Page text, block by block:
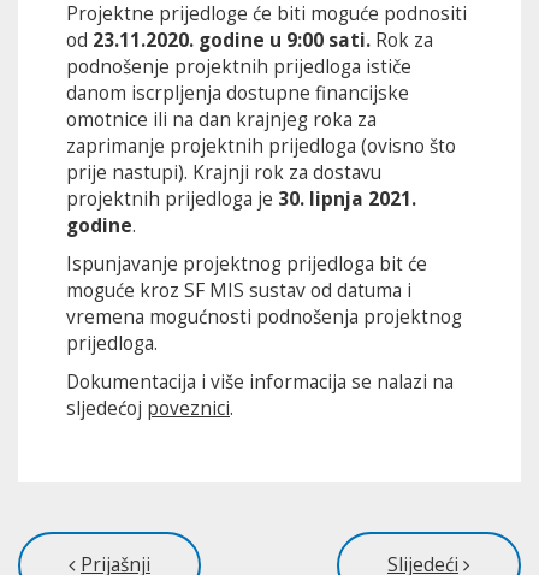
Projektne prijedloge će biti moguće podnositi
od 23.11.2020. godine u 9:00 sati. Rok za
podnošenje projektnih prijedloga ističe
danom iscrpljenja dostupne financijske
omotnice ili na dan krajnjeg roka za
zaprimanje projektnih prijedloga (ovisno što
prije nastupi). Krajnji rok za dostavu
projektnih prijedloga je 30. lipnja 2021.
godine.
Ispunjavanje projektnog prijedloga bit će
moguće kroz SF MIS sustav od datuma i
vremena mogućnosti podnošenja projektnog
prijedloga.
Dokumentacija i više informacija se nalazi na
sljedećoj poveznici.
Prijašnji Slijedeći